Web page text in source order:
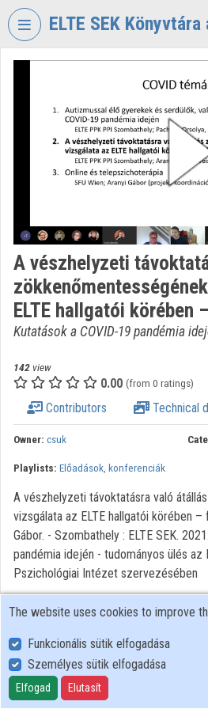
Skip header
ELTE SEK
KÖNYVTÁR
Organization home
Log In
Organization discovery
Categories
Organization playlists
Organizations
Contributors
A vészhelyzeti
ELTE hallgatói körében
Kutatások a COVID-19 pandémia
142 view
0.00 (from 0 ratings)
Contributors Technical
Owner: csuk
Playlists: Előadások, konferenciák
A vészhelyzeti távoktatásra való
vizsgálata az ELTE hallgatói körében
Gábor. - Szombathely : ELTE SEK.
pandémia idején - tudományos ülés az
Pszichológiai Intézet szervezésében
User Policy
Adatkezelési tájékoztató (en)
Cookie Policy
The website uses cookies to improve
Funkcionális sütik elfogadása
Személyes sütik elfogadása
Elfogad Elutasít